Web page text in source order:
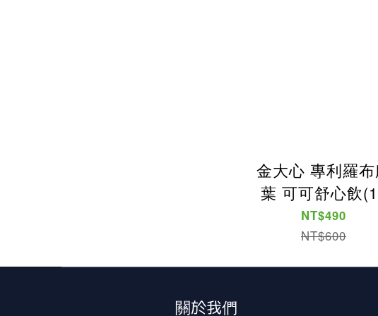
金大心 專利羅布
葉 可可舒心飲
入)
NT$490
NT$600
關於我們